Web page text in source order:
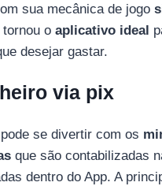
sua mecânica de jogo
tornou oaplicativo ideal
desejar gastar.
via pix
se divertir com os
que são contabilizadas
dentro do App. A